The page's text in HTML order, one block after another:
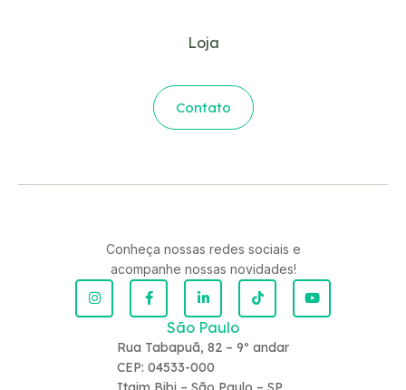
Loja
Contato
Conheça nossas redes sociais e
acompanhe nossas novidades!
São Paulo
Rua Tabapuã, 82 – 9º andar
CEP: 04533-000